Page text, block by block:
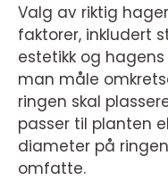
Valg av riktig
faktorer, inkludert
estetikk og
man måle
ringen skal
passer til planten
diameter på
omfatte.